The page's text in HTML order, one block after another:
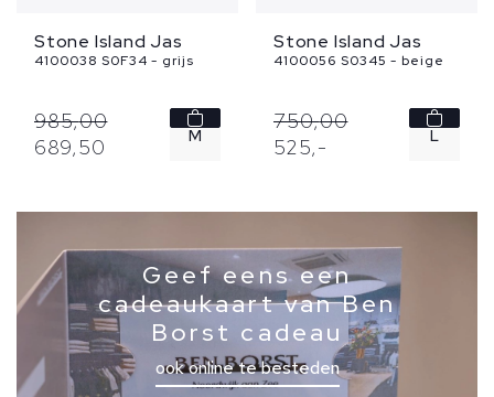
Stone Island Jas
4100038 S0F34 - grijs
985,00
689,50 M
Stone Island Jas
4100056 S0345 - beige
750,00
525,- L
Geef eens een
cadeaukaart van Ben
Borst cadeau
ook online te besteden